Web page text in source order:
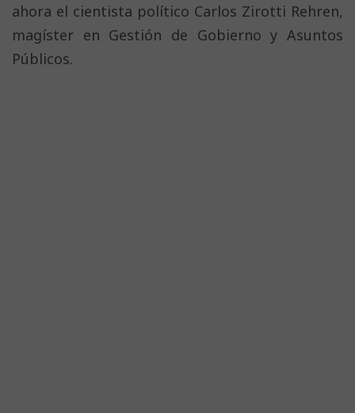
ahora el cientista político Carlos Zirotti Rehren,
magíster en Gestión de Gobierno y Asuntos
Públicos.